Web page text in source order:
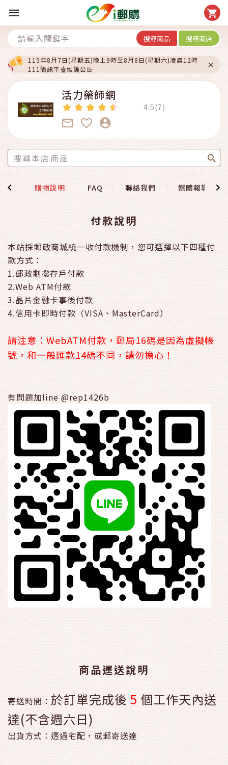
搜尋商品 搜尋商店
115年8月7日(星期五)晚上9時至8月8日(星期六)凌晨12時
111簡訊平臺維護公告
活力藥師網
4.5(7)
覽 購物說明 FAQ 聯絡我們 媒體報導
付款說明
本站採郵政商城統一收付款機制，您可選擇以下四種付
款方式：
1.郵政劃撥存戶付款
2.Web ATM付款
3.晶片金融卡事後付款
4.信用卡即時付款（VISA、MasterCard）
請注意：WebATM付款，郵局16碼是因為虛擬帳
號，和一般匯款14碼不同，請勿擔心！
有問題加line @rep1426b
商品運送說明
寄送時間： 於訂單完成後 5 個工作天內送
達(不含週六日)
出貨方式：透過宅配，或郵寄送達